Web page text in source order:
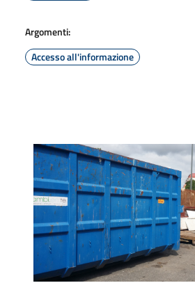
Argomenti:
Accesso all'informazione